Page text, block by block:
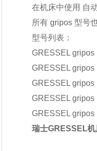
在机床中使用 自
所有 gripos 型号
型号列表：
GRESSEL gripos
GRESSEL gripos
GRESSEL gripos
GRESSEL gripos
GRESSEL gripos
瑞士GRESSEL